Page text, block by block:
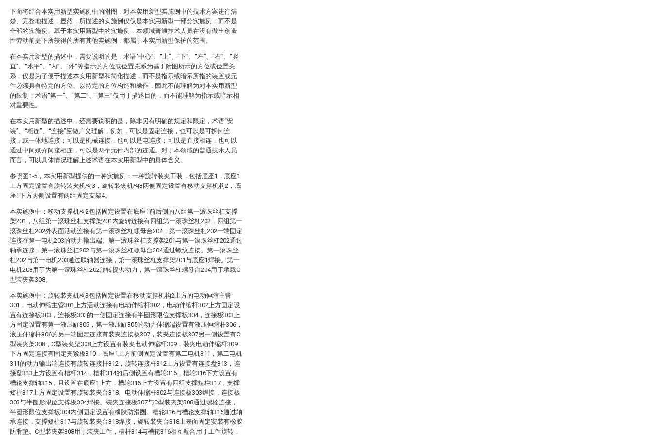
下面将结合本实用新型实施例中的附图，对本实用新型实施例中的技术方案进行清
楚、完整地描述，显然，所描述的实施例仅仅是本实用新型一部分实施例，而不是
全部的实施例。基于本实用新型中的实施例，本领域普通技术人员在没有做出创造
性劳动前提下所获得的所有其他实施例，都属于本实用新型保护的范围。
在本实用新型的描述中，需要说明的是，术语“中心”、“上”、“下”、“左”、“右”、“竖
直”、“水平”、“内”、“外”等指示的方位或位置关系为基于附图所示的方位或位置关
系，仅是为了便于描述本实用新型和简化描述，而不是指示或暗示所指的装置或元
件必须具有特定的方位、以特定的方位构造和操作，因此不能理解为对本实用新型
的限制；术语“第一”、“第二”、“第三”仅用于描述目的，而不能理解为指示或暗示相
对重要性。
在本实用新型的描述中，还需要说明的是，除非另有明确的规定和限定，术语“安
装”、“相连”、“连接”应做广义理解，例如，可以是固定连接，也可以是可拆卸连
接，或一体地连接；可以是机械连接，也可以是电连接；可以是直接相连，也可以
通过中间媒介间接相连，可以是两个元件内部的连通。对于本领域的普通技术人员
而言，可以具体情况理解上述术语在本实用新型中的具体含义。
参照图1-5，本实用新型提供的一种实施例：一种旋转装夹工装，包括底座1，底座1
上方固定设置有旋转装夹机构3，旋转装夹机构3两侧固定设置有移动支撑机构2，底
座1下方两侧设置有两组固定支架4。
本实施例中：移动支撑机构2包括固定设置在底座1前后侧的八组第一滚珠丝杠支撑
架201，八组第一滚珠丝杠支撑架201内旋转连接有四组第一滚珠丝杠202，四组第一
滚珠丝杠202外表面活动连接有第一滚珠丝杠螺母台204，第一滚珠丝杠202一端固定
连接在第一电机203的动力输出端。第一滚珠丝杠支撑架201与第一滚珠丝杠202通过
轴承连接，第一滚珠丝杠202与第一滚珠丝杠螺母台204通过螺纹连接。第一滚珠丝
杠202与第一电机203通过联轴器连接，第一滚珠丝杠支撑架201与底座1焊接。第一
电机203用于为第一滚珠丝杠202旋转提供动力，第一滚珠丝杠螺母台204用于承载C
型装夹架308。
本实施例中：旋转装夹机构3包括固定设置在移动支撑机构2上方的电动伸缩主管
301，电动伸缩主管301上方活动连接有电动伸缩杆302，电动伸缩杆302上方固定设
置有连接板303，连接板303的一侧固定连接有半圆形限位支撑板304，连接板303上
方固定设置有第一液压缸305，第一液压缸305的动力伸缩端设置有液压伸缩杆306，
液压伸缩杆306的另一端固定连接有装夹连接板307，装夹连接板307另一侧设置有C
型装夹架308，C型装夹架308上方设置有装夹电动伸缩杆309，装夹电动伸缩杆309
下方固定连接有固定夹紧板310，底座1上方前侧固定设置有第二电机311，第二电机
311的动力输出端连接有旋转连接杆312，旋转连接杆312上方设置有连接盘313，连
接盘313上方设置有槽杆314，槽杆314的后侧设置有槽轮316，槽轮316下方设置有
槽轮支撑轴315，且设置在底座1上方，槽轮316上方设置有四组支撑短柱317，支撑
短柱317上方固定设置有旋转装夹台318。电动伸缩杆302与连接板303焊接，连接板
303与半圆形限位支撑板304焊接。装夹连接板307与C型装夹架308通过螺栓连接，
半圆形限位支撑板304内侧固定设置有橡胶防滑圈。槽轮316与槽轮支撑轴315通过轴
承连接，支撑短柱317与旋转装夹台318焊接，旋转装夹台318上表面固定安装有橡胶
防滑垫。C型装夹架308用于装夹工件，槽杆314与槽轮316相互配合用于工件旋转，